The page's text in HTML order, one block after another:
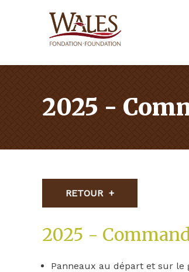
2025 -
RETOUR
2025 -
Panneaux au départ et sur le